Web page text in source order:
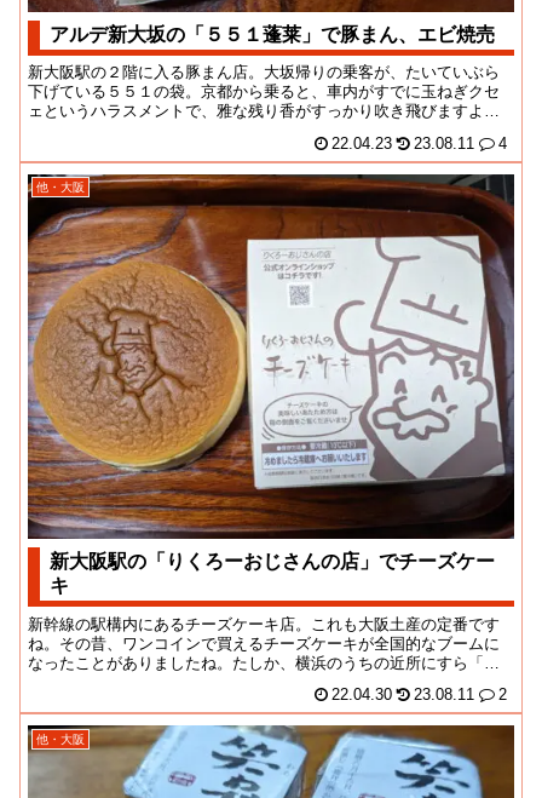
アルデ新大坂の「５５１蓬莱」で豚まん、エビ焼売
新大阪駅の２階に入る豚まん店。大坂帰りの乗客が、たいていぶら
下げている５５１の袋。京都から乗ると、車内がすでに玉ねぎクセ
ェというハラスメントで、雅な残り香がすっかり吹き飛びますよ
22.04.23 23.08.11 4
他・大阪
新大阪駅の「りくろーおじさんの店」でチーズケー
キ
新幹線の駅構内にあるチーズケーキ店。これも大阪土産の定番です
ね。その昔、ワンコインで買えるチーズケーキが全国的なブームに
なったことがありましたね。たしか、横浜のうちの近所にすら「わ
22.04.30 23.08.11 2
他・大阪